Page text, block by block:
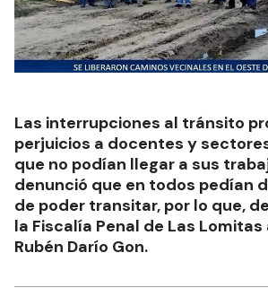
Las interrupciones al tránsito
perjuicios a docentes y
que no podían llegar a sus
denunció que en todos pedían
de poder transitar, por lo que,
la Fiscalía Penal de Las Lomitas
Rubén Darío Gon.